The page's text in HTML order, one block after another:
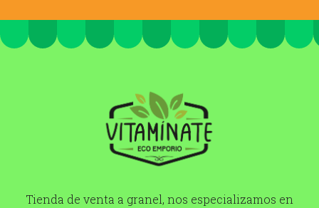
Tienda de venta a granel, nos especializamos en